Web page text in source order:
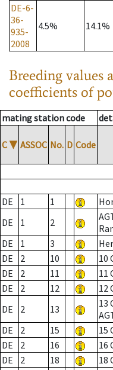
DE-6-
36-
935-
2008
4.5% 14.1%
Breeding values
coefficients of
mating station code
C ▼ ASSOC No. D Code
DE 1 1
DE
1 2
DE
1 3
DE
2 10 10
DE
2 11 11
DE
2 12 12
DE
2 13
13
DE
2 15 15
DE
2 16 16
DE
2 18 18